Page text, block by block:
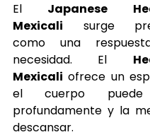
El Japanese
Mexicali surge
como una
necesidad. El
Mexicali ofrece un
el cuerpo puede
profundamente y la
descansar.